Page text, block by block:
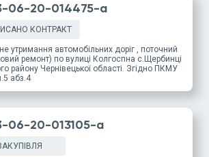
06-20-014475-a
КОНТРАКТ
утримання автомобільних доріг , поточний
ремонт) по вулиці Колгоспна с.Щербинці
району Чернівецької області. Згідно ПКМУ
абз.4
06-20-013105-a